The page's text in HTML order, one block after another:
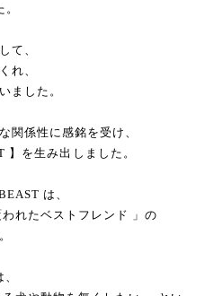
て、
れ、
ました。
関係性に感銘を受け、
】を生み出しました。
は、
れたベストフレンド 」の